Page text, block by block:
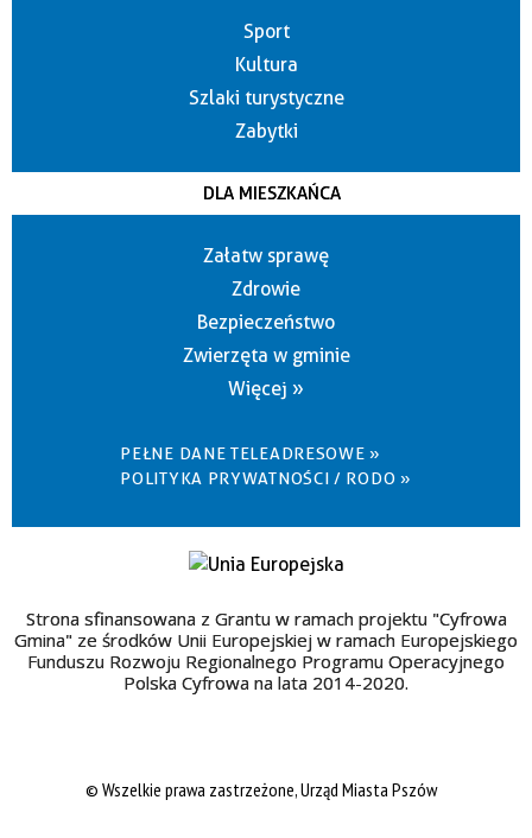
Sport
Kultura
Szlaki turystyczne
Zabytki
DLA MIESZKAŃCA
Załatw sprawę
Zdrowie
Bezpieczeństwo
Zwierzęta w gminie
Więcej »
PEŁNE DANE TELEADRESOWE »
POLITYKA PRYWATNOŚCI / RODO »
Strona sfinansowana z Grantu w ramach projektu "Cyfrowa
Gmina" ze środków Unii Europejskiej w ramach Europejskiego
Funduszu Rozwoju Regionalnego Programu Operacyjnego
Polska Cyfrowa na lata 2014-2020.
© Wszelkie prawa zastrzeżone, Urząd Miasta Pszów